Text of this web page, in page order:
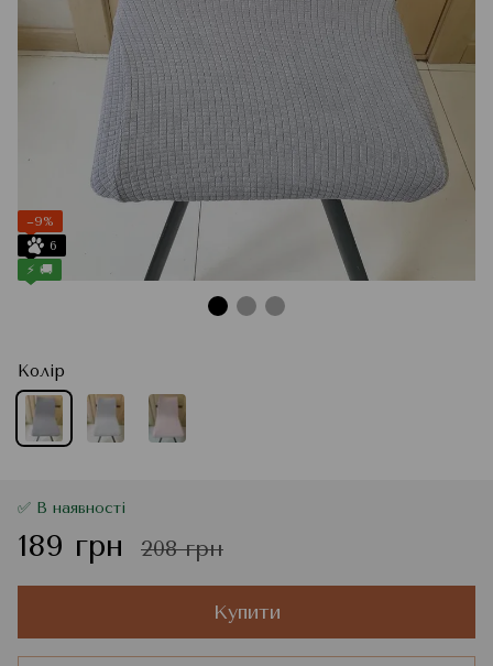
−9%
6
⚡ 🚚
Колір
✅ В наявності
189 грн 208 грн
Купити